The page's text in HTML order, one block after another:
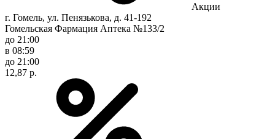
Акции
г. Гомель, ул. Пенязькова, д. 41-192
Гомельская Фармация Аптека №133/2
до 21:00
в 08:59
до 21:00
12,87 р.